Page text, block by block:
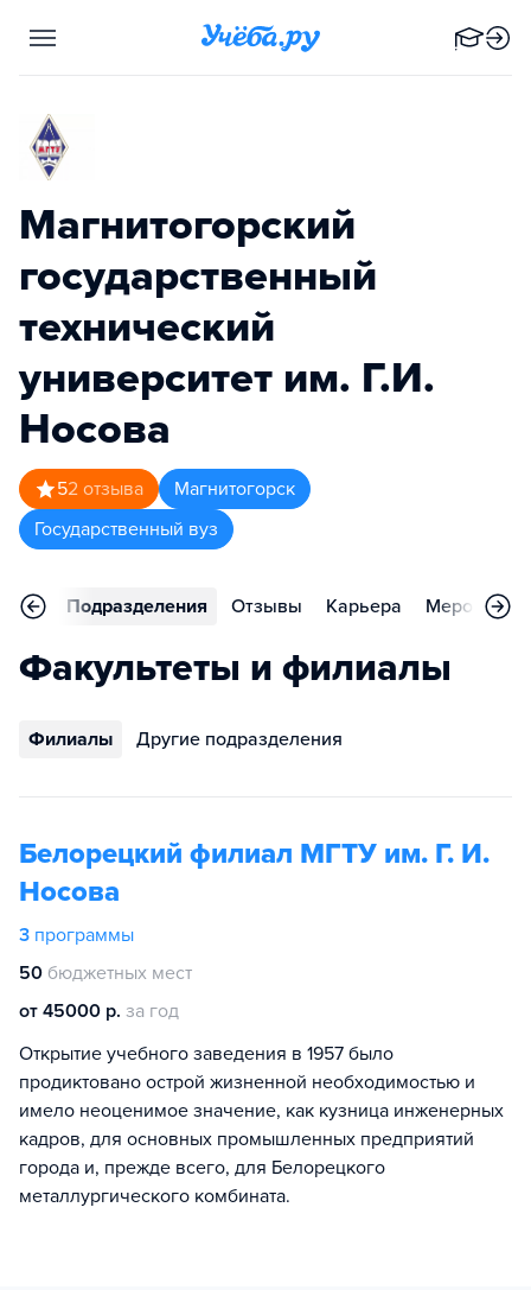
Магнитогорский
государственный
технический
университет им. Г.И.
Носова
52 отзыва
Магнитогорск
Государственный вуз
Подразделения Отзывы Карьера
Факультеты и филиалы
Филиалы Другие подразделения
Белорецкий филиал МГТУ им. Г. И.
Носова
3 программы
50 бюджетных мест
от 45000 р. за год
Открытие учебного заведения в 1957 было
продиктовано острой жизненной необходимостью и
имело неоценимое значение, как кузница инженерных
кадров, для основных промышленных предприятий
города и, прежде всего, для Белорецкого
металлургического комбината.